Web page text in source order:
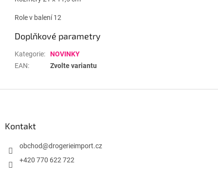
Role v balení 12
Doplňkové parametry
Kategorie:
NOVINKY
EAN: Zvolte variantu
Kontakt
obchod@drogerieimport.cz
+420 770 622 722